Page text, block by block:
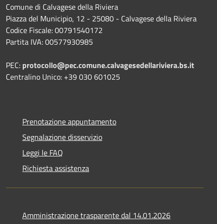
Comune di Calvagese della Riviera
Piazza del Municipio, 12 - 25080 - Calvagese della Riviera
Codice Fiscale: 00791540172
Partita IVA: 00577930985
PEC: protocollo@pec.comune.calvagesedellariviera.bs.it
Centralino Unico: +39 030 601025
Prenotazione appuntamento
Segnalazione disservizio
Leggi le FAQ
Richiesta assistenza
Amministrazione trasparente dal 14.01.2026